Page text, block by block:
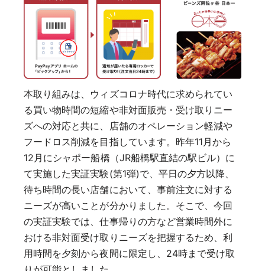
本取り組みは、ウィズコロナ時代に求められてい
る買い物時間の短縮や非対面販売・受け取りニー
ズへの対応と共に、店舗のオペレーション軽減や
フードロス削減を目指しています。昨年11月から
12月にシャポー船橋（JR船橋駅直結の駅ビル）に
て実施した実証実験(第1弾)で、平日の夕方以降、
待ち時間の長い店舗において、事前注文に対する
ニーズが高いことが分かりました。そこで、今回
の実証実験では、仕事帰りの方など営業時間外に
おける非対面受け取りニーズを把握するため、利
用時間を夕刻から夜間に限定し、24時まで受け取